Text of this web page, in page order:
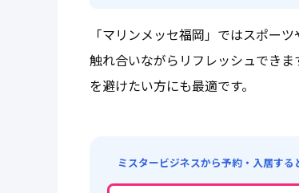
「マリンメッセ福岡」ではスポー
触れ合いながらリフレッシュでき
を避けたい方にも最適です。
ミスタービジネスから予約・入居す